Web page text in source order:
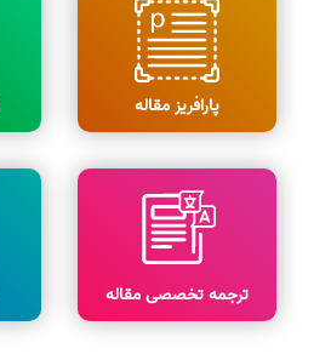
پارافریز مقاله
ترجمه تخصصی مقاله